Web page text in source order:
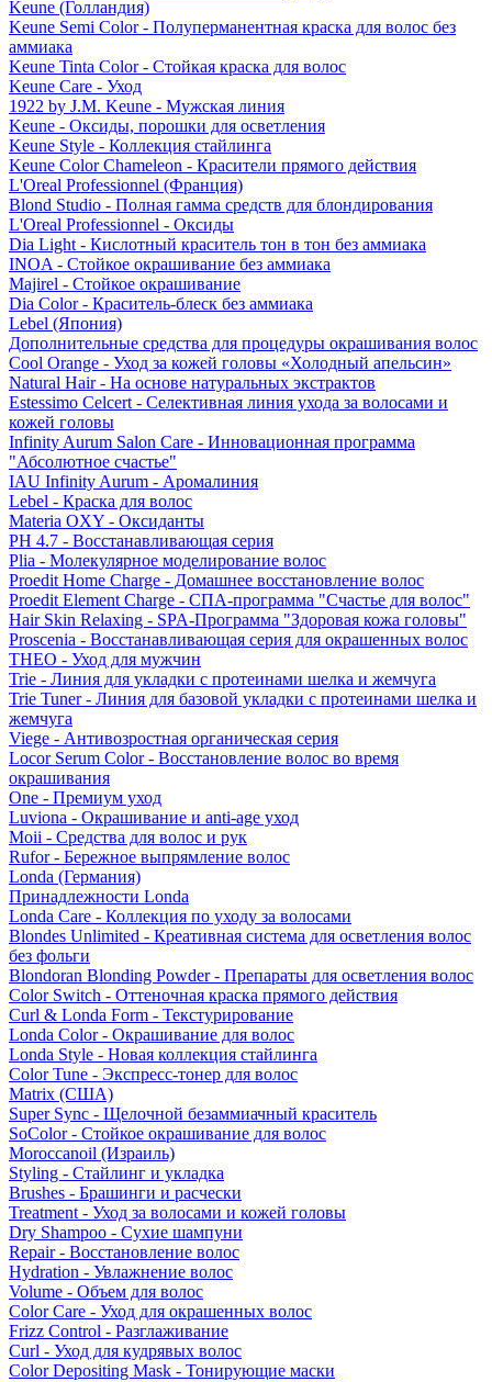
Keune (Голландия)
Keune Semi Color - Полуперманентная краска для волос без
аммиака
Keune Tinta Color - Стойкая краска для волос
Keune Care - Уход
1922 by J.M. Keune - Мужская линия
Keune - Оксиды, порошки для осветления
Keune Style - Коллекция стайлинга
Keune Color Chameleon - Красители прямого действия
L'Oreal Professionnel (Франция)
Blond Studio - Полная гамма средств для блондирования
L'Oreal Professionnel - Оксиды
Dia Light - Кислотный краситель тон в тон без аммиака
INOA - Стойкое окрашивание без аммиака
Majirel - Стойкое окрашивание
Dia Color - Краситель-блеск без аммиака
Lebel (Япония)
Дополнительные средства для процедуры окрашивания волос
Cool Orange - Уход за кожей головы «Холодный апельсин»
Natural Hair - На основе натуральных экстрактов
Estessimo Celcert - Селективная линия ухода за волосами и
кожей головы
Infinity Aurum Salon Care - Инновационная программа
"Абсолютное счастье"
IAU Infinity Aurum - Аромалиния
Lebel - Краска для волос
Materia OXY - Оксиданты
PH 4.7 - Восстанавливающая серия
Plia - Молекулярное моделирование волос
Proedit Home Charge - Домашнее восстановление волос
Proedit Element Charge - СПА-программа "Счастье для волос"
Hair Skin Relaxing - SPA-Программа "Здоровая кожа головы"
Proscenia - Восстанавливающая серия для окрашенных волос
THEO - Уход для мужчин
Trie - Линия для укладки с протеинами шелка и жемчуга
Trie Tuner - Линия для базовой укладки с протеинами шелка и
жемчуга
Viege - Антивозростная органическая серия
Locor Serum Color - Восстановление волос во время
окрашивания
One - Премиум уход
Luviona - Окрашивание и anti-age уход
Moii - Средства для волос и рук
Rufor - Бережное выпрямление волос
Londa (Германия)
Принадлежности Londa
Londa Care - Коллекция по уходу за волосами
Blondes Unlimited - Креативная система для осветления волос
без фольги
Blondoran Blonding Powder - Препараты для осветления волос
Color Switch - Оттеночная краска прямого действия
Curl & Londa Form - Текстурирование
Londa Color - Окрашивание для волос
Londa Style - Новая коллекция стайлинга
Color Tune - Экспресс-тонер для волос
Matrix (США)
Super Sync - Щелочной безаммиачный краситель
SoColor - Стойкое окрашивание для волос
Moroccanoil (Израиль)
Styling - Стайлинг и укладка
Brushes - Брашинги и расчески
Treatment - Уход за волосами и кожей головы
Dry Shampoo - Сухие шампуни
Repair - Восстановление волос
Hydration - Увлажнение волос
Volume - Объем для волос
Color Care - Уход для окрашенных волос
Frizz Control - Разглаживание
Curl - Уход для кудрявых волос
Color Depositing Mask - Тонирующие маски